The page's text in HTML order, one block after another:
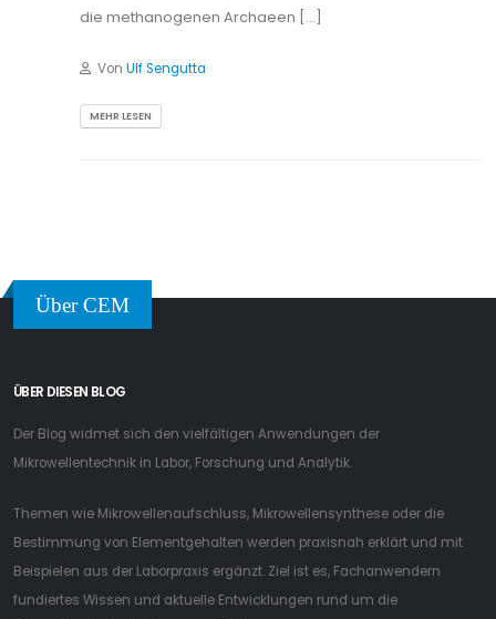
die methanogenen Archaeen […]
Von Ulf Sengutta
MEHR LESEN
Über CEM
ÜBER DIESEN BLOG
Der Blog widmet sich den vielfältigen Anwendungen der
Mikrowellentechnik in Labor, Forschung und Analytik.
Themen wie Mikrowellenaufschluss, Mikrowellensynthese oder die
Bestimmung von Elementgehalten werden praxisnah erklärt und mit
Beispielen aus der Laborpraxis ergänzt. Ziel ist es, Fachanwendern
fundiertes Wissen und aktuelle Entwicklungen rund um die